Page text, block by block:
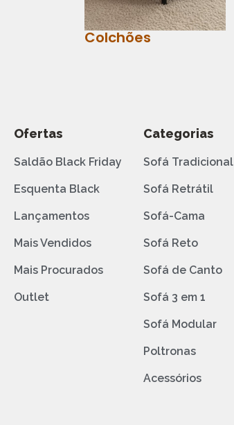
Colchões
Ofertas
Saldão Black Friday
Esquenta Black
Lançamentos
Mais Vendidos
Mais Procurados
Outlet
Categorias
Sofá Tradicional
Sofá Retrátil
Sofá-Cama
Sofá Reto
Sofá de Canto
Sofá 3 em 1
Sofá Modular
Poltronas
Acessórios